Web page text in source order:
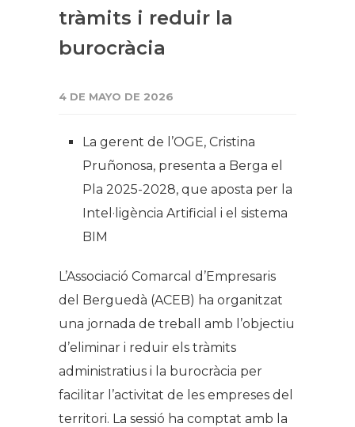
tràmits i reduir la
burocràcia
4 DE MAYO DE 2026
La gerent de l’OGE, Cristina
Pruñonosa, presenta a Berga el
Pla 2025-2028, que aposta per la
Intel·ligència Artificial i el sistema
BIM
L’Associació Comarcal d’Empresaris
del Berguedà (ACEB) ha organitzat
una jornada de treball amb l’objectiu
d’eliminar i reduir els tràmits
administratius i la burocràcia per
facilitar l’activitat de les empreses del
territori. La sessió ha comptat amb la